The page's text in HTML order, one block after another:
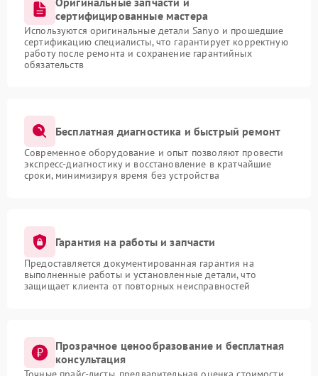
сертифицированные мастера
Используются оригинальные детали Sanyo и прошедшие
сертификацию специалисты, что гарантирует корректную
работу после ремонта и сохранение гарантийных
обязательств
Бесплатная диагностика и быстрый ремонт
Современное оборудование и опыт позволяют провести
экспресс-диагностику и восстановление в кратчайшие
сроки, минимизируя время без устройства
Гарантия на работы и запчасти
Предоставляется документированная гарантия на
выполненные работы и установленные детали, что
защищает клиента от повторных неисправностей
Прозрачное ценообразование и бесплатная
консультация